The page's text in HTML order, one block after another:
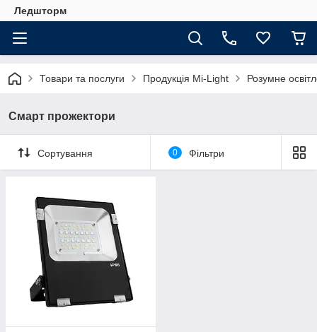
Ледшторм
Товари та послуги Продукція Mi-Light Розумне
Смарт прожектори
Сортування 0 Фільтри